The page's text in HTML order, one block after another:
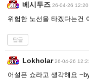
베시두즈 26-04-26 12:20
위험한 노선을 타겠다는건
답글
Lokholar 26-04-26
어설픈 쇼라고 생각해요